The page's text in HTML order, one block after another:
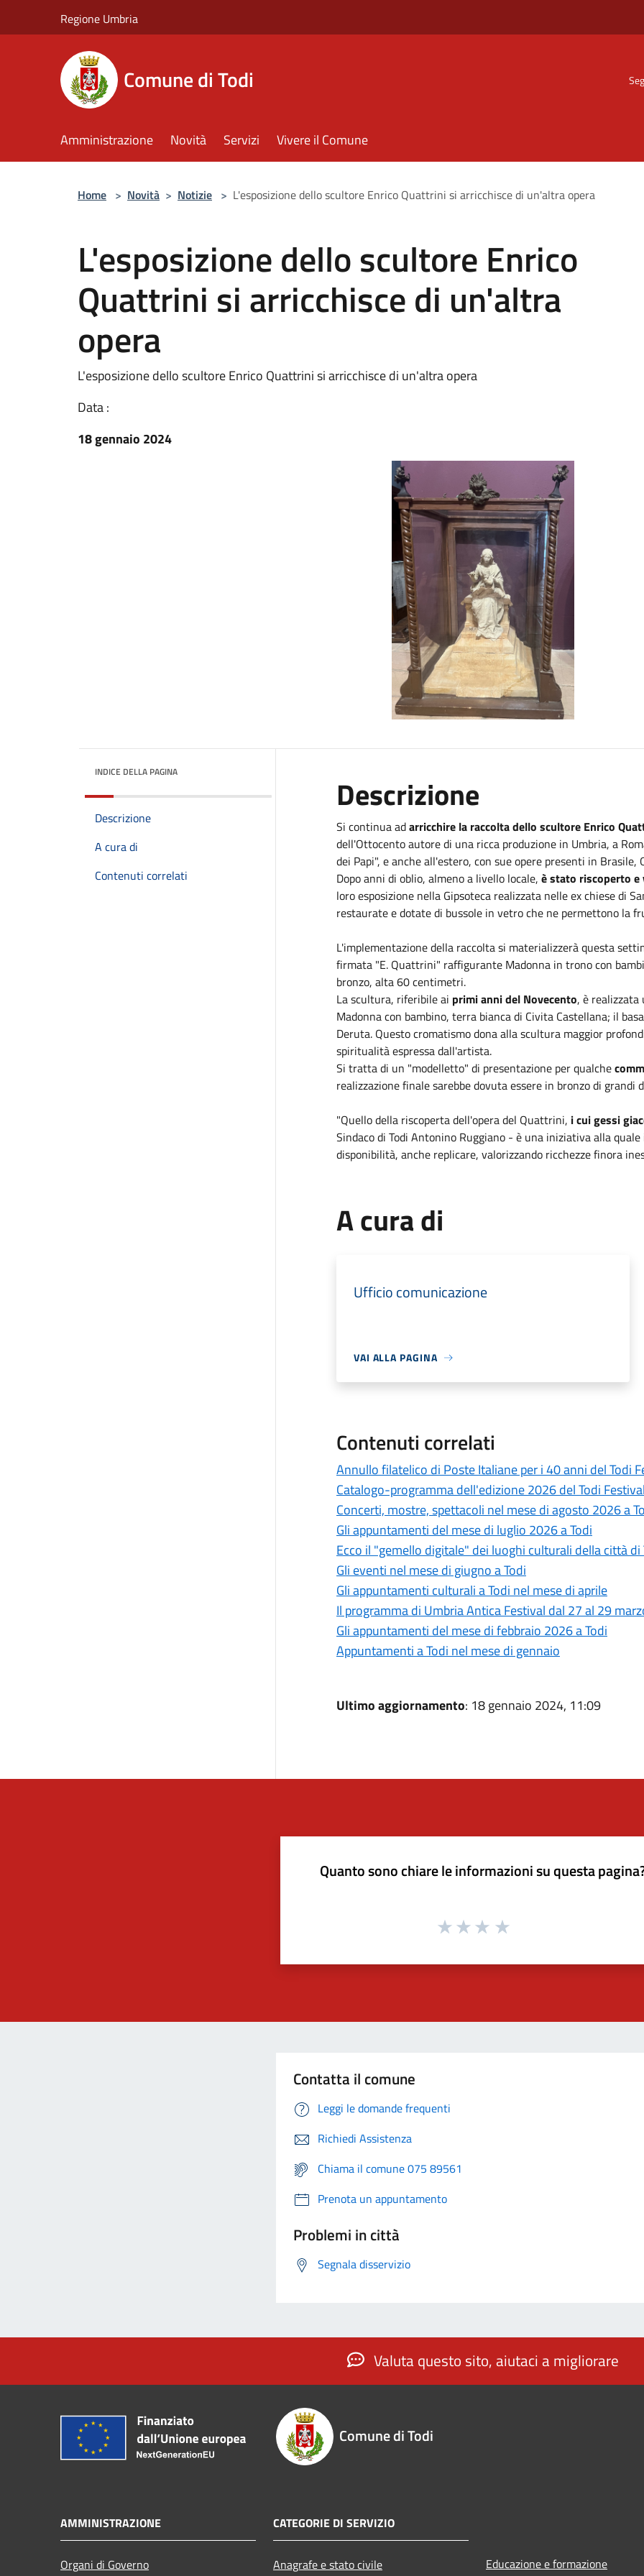
Regione Umbria
Comune di Todi
Amministrazione Novità Servizi Vivere il Comune
Home > Novità > Notizie > L'esposizione dello scultore Enrico Quattrini si arricchisce di un'altra opera
L'esposizione dello scultore Enrico
Quattrini si arricchisce di un'altra
opera
L'esposizione dello scultore Enrico Quattrini si arricchisce di un'altra opera
Data :
18 gennaio 2024
INDICE DELLA PAGINA
Descrizione
A cura di
Contenuti correlati
Descrizione
Si continua adarricchire la raccolta dello scultore Enrico
dell'Ottocento autore di una ricca produzione in Umbria, a
dei Papi", e anche all'estero, con sue opere presenti in Brasile,
Dopo anni di oblio, almeno a livello locale, è stato riscoperto e
loro esposizione nella Gipsoteca realizzata nelle ex chiese di
restaurate e dotate di bussole in vetro che ne permettono la
L'implementazione della raccolta si materializzerà questa
firmata "E. Quattrini" raffigurante Madonna in trono con
bronzo, alta 60 centimetri.
La scultura, riferibile ai primi anni del Novecento, è
Madonna con bambino, terra bianca di Civita Castellana; il
Deruta. Questo cromatismo dona alla scultura maggior
spiritualità espressa dall'artista.
Si tratta di un "modelletto" di presentazione per qualche
realizzazione finale sarebbe dovuta essere in bronzo di grandi
"Quello della riscoperta dell'opera del Quattrini, i cui gessi
Sindaco di Todi Antonino Ruggiano - è una iniziativa alla
disponibilità, anche replicare, valorizzando ricchezze finora
A cura di
Ufficio comunicazione
VAI ALLA PAGINA
Contenuti correlati
Annullo filatelico di Poste Italiane per i 40 anni del Todi
Catalogo-programma dell'edizione 2026 del Todi
Concerti, mostre, spettacoli nel mese di agosto 2026 a
Gli appuntamenti del mese di luglio 2026 a Todi
Ecco il "gemello digitale" dei luoghi culturali della città di
Gli eventi nel mese di giugno a Todi
Gli appuntamenti culturali a Todi nel mese di aprile
Il programma di Umbria Antica Festival dal 27 al 29
Gli appuntamenti del mese di febbraio 2026 a Todi
Appuntamenti a Todi nel mese di gennaio
Ultimo aggiornamento: 18 gennaio 2024, 11:09
Quanto sono chiare le informazioni su questa
Contatta il comune
Leggi le domande frequenti
Richiedi Assistenza
Chiama il comune 075 89561
Prenota un appuntamento
Problemi in città
Segnala disservizio
Valuta questo sito, aiutaci a migliorare
Comune di Todi
AMMINISTRAZIONE
Organi di Governo
CATEGORIE DI SERVIZIO
Anagrafe e stato civile Educazione e formazione